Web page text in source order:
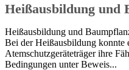
Heißausbildung und
Heißausbildung und
Bei der Heißausbildung konnte
Atemschutzgeräteträger ihre
Bedingungen unter Beweis...